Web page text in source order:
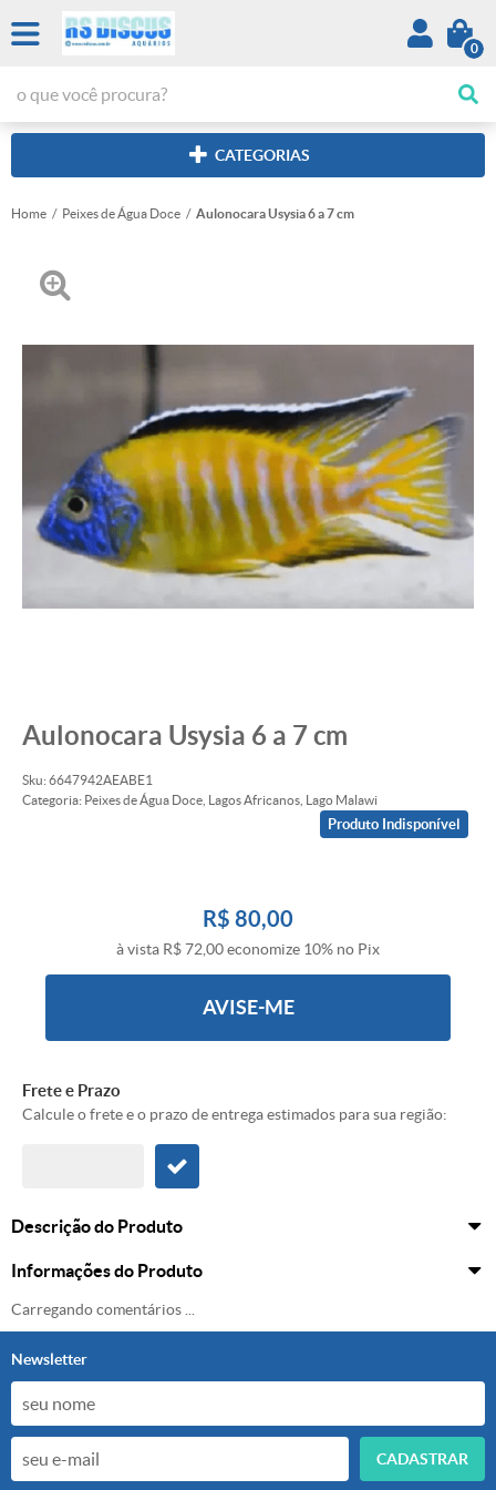
0
CATEGORIAS
Home Peixes de Água Doce Aulonocara Usysia 6 a 7 cm
Aulonocara Usysia 6 a 7 cm
Sku: 6647942AEABE1
Categoria: Peixes de Água Doce Lagos Africanos Lago Malawi
Produto Indisponível
R$ 80,00
à vista R$ 72,00economize 10% no Pix
AVISE-ME
Frete e Prazo
Calcule o frete e o prazo de entrega estimados para sua região:
Descrição do Produto
Informações do Produto
Carregando comentários ...
Newsletter
CADASTRAR